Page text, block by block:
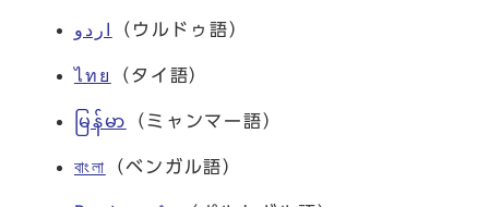
اردو （ウルドゥ語）
ไทย （タイ語）
မြန်မာ （ミャンマー語）
বাংলা （ベンガル語）